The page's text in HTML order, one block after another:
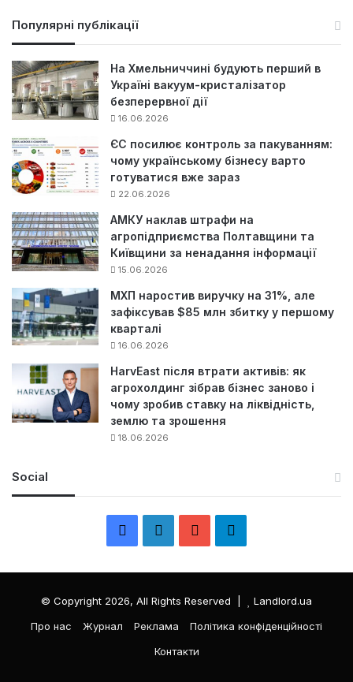
Популярні публікації
На Хмельниччині будують перший в
Україні вакуум-кристалізатор
безперервної дії
16.06.2026
ЄС посилює контроль за пакуванням:
чому українському бізнесу варто
готуватися вже зараз
22.06.2026
АМКУ наклав штрафи на
агропідприємства Полтавщини та
Київщини за ненадання інформації
15.06.2026
МХП наростив виручку на 31%, але
зафіксував $85 млн збитку у першому
кварталі
16.06.2026
HarvEast після втрати активів: як
агрохолдинг зібрав бізнес заново і
чому зробив ставку на ліквідність,
землю та зрошення
18.06.2026
Social
e
k
e
T
л
е
© Copyright 2026, All Rights Reserved |
Landlord.ua
Про нас
Журнал Реклама
Політика конфіденційності
Контакти